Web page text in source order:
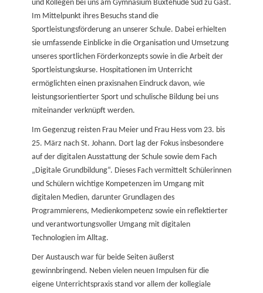
und Kollegen bei uns am Gymnasium Buxtehude Süd zu Gast.
Im Mittelpunkt ihres Besuchs stand die
Sportleistungsförderung an unserer Schule. Dabei erhielten
sie umfassende Einblicke in die Organisation und Umsetzung
unseres sportlichen Förderkonzepts sowie in die Arbeit der
Sportleistungskurse. Hospitationen im Unterricht
ermöglichten einen praxisnahen Eindruck davon, wie
leistungsorientierter Sport und schulische Bildung bei uns
miteinander verknüpft werden.
Im Gegenzug reisten Frau Meier und Frau Hess vom 23. bis
25. März nach St. Johann. Dort lag der Fokus insbesondere
auf der digitalen Ausstattung der Schule sowie dem Fach
„Digitale Grundbildung“. Dieses Fach vermittelt Schülerinnen
und Schülern wichtige Kompetenzen im Umgang mit
digitalen Medien, darunter Grundlagen des
Programmierens, Medienkompetenz sowie ein reflektierter
und verantwortungsvoller Umgang mit digitalen
Technologien im Alltag.
Der Austausch war für beide Seiten äußerst
gewinnbringend. Neben vielen neuen Impulsen für die
eigene Unterrichtspraxis stand vor allem der kollegiale